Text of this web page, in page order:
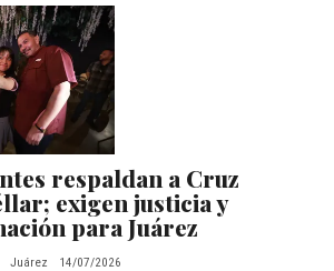
respaldan a Cruz
exigen justicia y
para Juárez
Juárez 14/07/2026